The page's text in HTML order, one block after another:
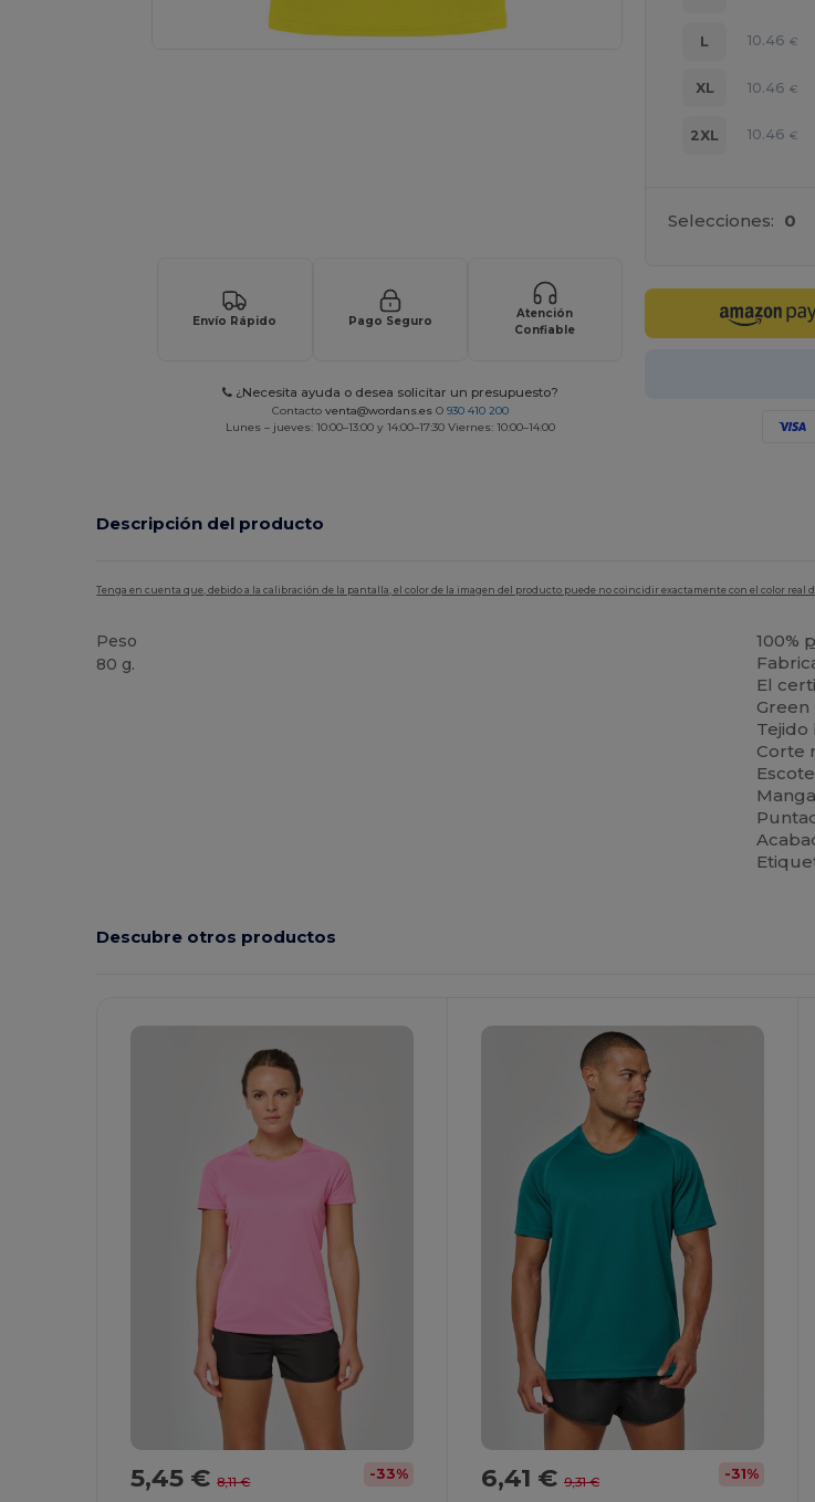
Envío Rápido Pago Seguro
Atención
Confiable
¿Necesita ayuda o desea solicitar un presupuesto?
Contacto venta@wordans.es O 930 410 200
Lunes – jueves: 10:00–13:00 y 14:00–17:30 Viernes: 10:00–14:00
L 10.46 €
XL 10.46 €
2XL 10.46 €
Selecciones: 0
Descripción del producto
Tenga en cuenta que, debido a la calibración de la pantalla, el color de la imagen del producto puede no coincidir exactamente con el color real
Peso
80 g.
100%
El
Green
Tejido
Corte
Descubre otros productos
5,45 €8,11 € -33% 6,41 € 9,31 € -31%